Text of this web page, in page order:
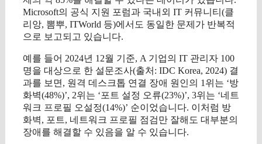
Microsoft의 공식 지원 포럼과 국내외 IT 커뮤니티(클
리앙, 뽐뿌, ITWorld 등)에서도 동일한 문제가 반복적
으로 보고되고 있습니다.
예를 들어 2024년 12월 기준, A 기업의 IT 관리자 100
명을 대상으로 한 설문조사(출처: IDC Korea, 2024) 결
과를 보면, 원격 데스크톱 연결 장애 원인의 1위는 ‘방
화벽(48%)’, 2위는 ‘포트 설정 오류(23%)’, 3위는 ‘네트
워크 프로필 오설정(14%)’ 순이었습니다. 이처럼 방
화벽, 포트, 네트워크 프로필 점검만 잘해도 대부분의
장애를 해결할 수 있음을 알 수 있습니다.